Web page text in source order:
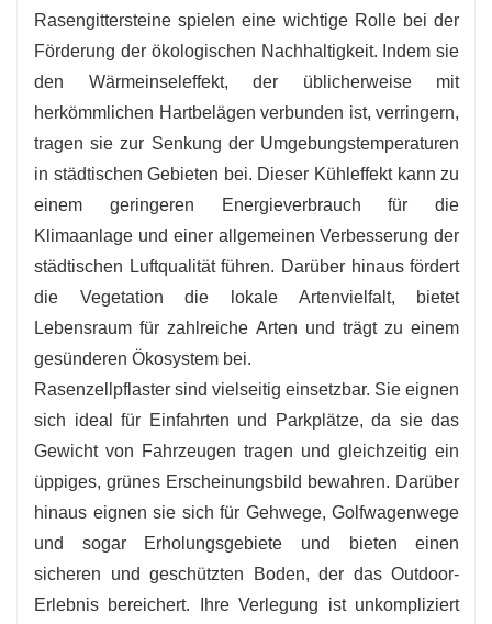
Rasengittersteine ​​spielen eine wichtige Rolle bei der
Förderung der ökologischen Nachhaltigkeit. Indem sie
den Wärmeinseleffekt, der üblicherweise mit
herkömmlichen Hartbelägen verbunden ist, verringern,
tragen sie zur Senkung der Umgebungstemperaturen
in städtischen Gebieten bei. Dieser Kühleffekt kann zu
einem geringeren Energieverbrauch für die
Klimaanlage und einer allgemeinen Verbesserung der
städtischen Luftqualität führen. Darüber hinaus fördert
die Vegetation die lokale Artenvielfalt, bietet
Lebensraum für zahlreiche Arten und trägt zu einem
gesünderen Ökosystem bei.
Rasenzellpflaster sind vielseitig einsetzbar. Sie eignen
sich ideal für Einfahrten und Parkplätze, da sie das
Gewicht von Fahrzeugen tragen und gleichzeitig ein
üppiges, grünes Erscheinungsbild bewahren. Darüber
hinaus eignen sie sich für Gehwege, Golfwagenwege
und sogar Erholungsgebiete und bieten einen
sicheren und geschützten Boden, der das Outdoor-
Erlebnis bereichert. Ihre Verlegung ist unkompliziert